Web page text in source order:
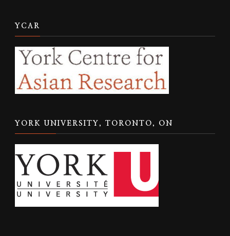
YCAR
YORK UNIVERSITY, TORONTO, ON